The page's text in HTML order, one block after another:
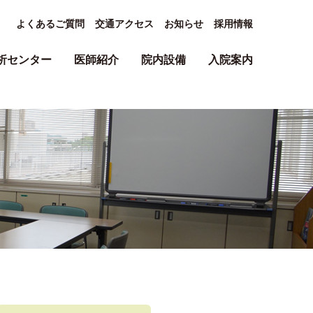
よくあるご質問 交通アクセス お知らせ 採用情報
センター 医師紹介 院内設備 入院案内